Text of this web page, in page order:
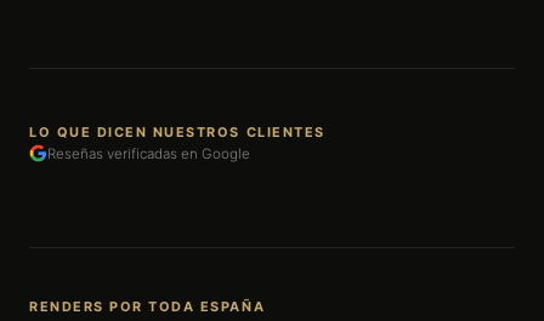
LO QUE DICEN NUESTROS CLIENTES
Reseñas verificadas en Google
RENDERS POR TODA ESPAÑA